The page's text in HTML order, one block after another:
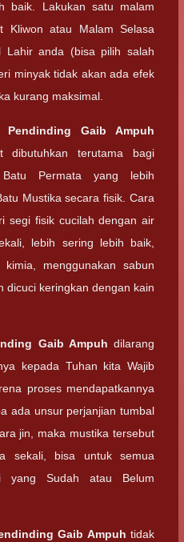
baik. Lakukan satu malam
Kliwon atau Malam Selasa
Lahir anda (bisa pilih salah
minyak tidak akan ada efek
kurang maksimal.
Pendinding Gaib Ampuh
dibutuhkan terutama bagi
Permata yang lebih
Mustika secara fisik. Cara
segi fisik cucilah dengan air
lebih sering lebih baik,
menggunakan sabun
dicuci keringkan dengan kain
Gaib Ampuh dilarang
kepada Tuhan kita Wajib
proses mendapatkannya
ada unsur perjanjian tumbal
jin, maka mustika tersebut
sekali, bisa untuk semua
yang Sudah atau Belum
Gaib Ampuh tidak